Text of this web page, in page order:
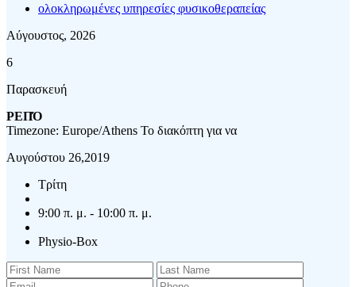
ολοκληρωμένες υπηρεσίες φυσικοθεραπείας
Αύγουστος, 2026
6
Παρασκευή
ΡΕΠΌ
Timezone: Europe/Athens Το διακόπτη για να
Αυγούστου 26,2019
Τρίτη
9:00 π. μ. - 10:00 π. μ.
Physio-Box